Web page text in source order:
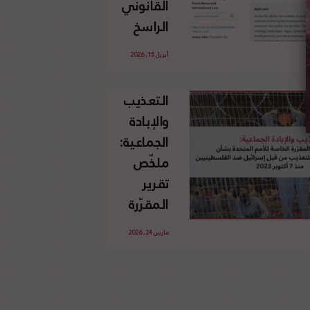
الإسرائيلي
غير
القانوني
الفلسطينية
القانوني
الراسخ
للاجئين
وحقهم
في العودة
بموجب
القانون
الدولي
أبريل 15, 2026
التعذيب
والإبادة
الجماعية:
ملخّص
تقرير
المقرّرة
الخاصة
مارس 24, 2026